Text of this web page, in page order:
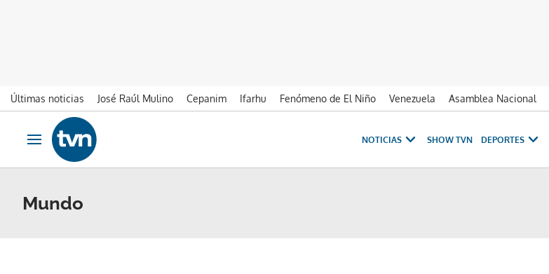
Últimas noticias José Raúl Mulino Cepanim Ifarhu Fenómeno de El Niño Venezuela Asamblea Nacional
Ir al contenido
Obrir navegació
NOTICIAS SHOW TVN DEPORTES
Mundo